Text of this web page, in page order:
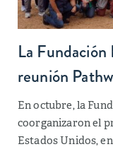
La Fundación
reunión
En octubre, la
coorganizaron el
Estados Unidos,